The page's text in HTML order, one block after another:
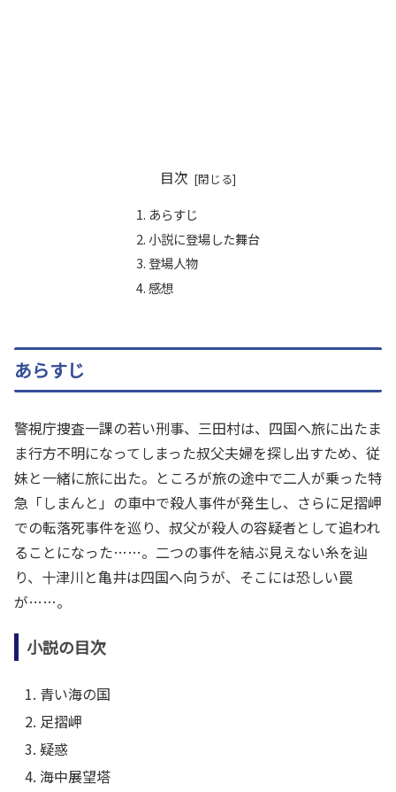
目次
あらすじ
小説に登場した舞台
登場人物
感想
あらすじ
警視庁捜査一課の若い刑事、三田村は、四国へ旅に出たま
ま行方不明になってしまった叔父夫婦を探し出すため、従
妹と一緒に旅に出た。ところが旅の途中で二人が乗った特
急「しまんと」の車中で殺人事件が発生し、さらに足摺岬
での転落死事件を巡り、叔父が殺人の容疑者として追われ
ることになった……。二つの事件を結ぶ見えない糸を辿
り、十津川と亀井は四国へ向うが、そこには恐しい罠
が……。
小説の目次
青い海の国
足摺岬
疑惑
海中展望塔